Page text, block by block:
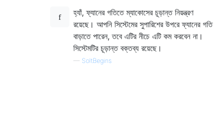
হ্যাঁ, ফ্যানের গতিতে ম্যাকোসের চূড়ান্ত নিয়ন্ত্রণ
রয়েছে। আপনি সিস্টেমের সুপারিশের উপরে ফ্যানের গতি
বাড়াতে পারেন, তবে এটির নীচে এটি কম করবেন না।
সিস্টেমটির চূড়ান্ত বক্তব্য রয়েছে।
— SoItBegins